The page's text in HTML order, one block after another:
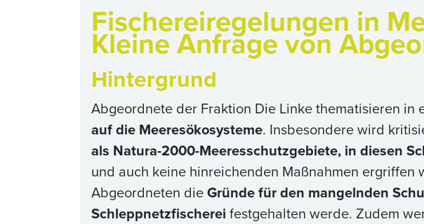
Fischereiregelungen in
Kleine Anfrage von
Hintergrund
Abgeordnete der Fraktion Die Linke thematisieren in
auf die Meeresökosysteme. Insbesondere wird
als Natura-2000-Meeresschutzgebiete, in diesen
und auch keine hinreichenden Maßnahmen
Abgeordneten dieGründe für den mangelnden
Schleppnetzfischerei festgehalten werde. Zudem